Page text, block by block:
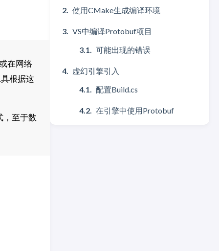
使用CMake生成编译环境
VS中编译Protobuf项目
可能出现的错误
虚幻引擎引入
配置Build.cs
在引擎中使用Protobuf
在网络
根据这
，至于数